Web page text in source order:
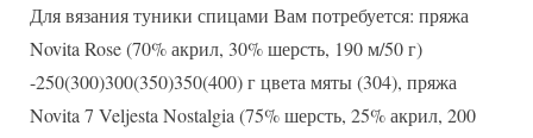
Для вязания туники спицами Вам потребуется: пряжа
Novita Rose (70% акрил, 30% шерсть, 190 м/50 г)
-250(300)300(350)350(400) г цвета мяты (304), пряжа
Novita 7 Veljesta Nostalgia (75% шерсть, 25% акрил, 200